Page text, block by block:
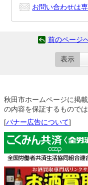
お問い合わせは
前のページ
表示
秋田市ホームページに掲
の内容を保証するものでは
[バナー広告について]